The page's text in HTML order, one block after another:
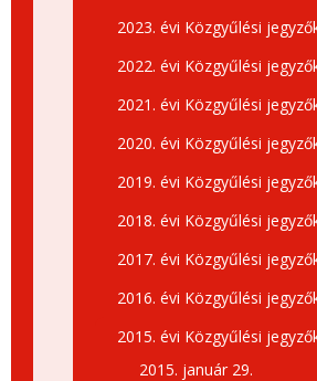
2023. évi Közgyűlési
2022. évi Közgyűlési
2021. évi Közgyűlési
2020. évi Közgyűlési
2019. évi Közgyűlési
2018. évi Közgyűlési
2017. évi Közgyűlési
2016. évi Közgyűlési
2015. évi Közgyűlési
2015. január 29.